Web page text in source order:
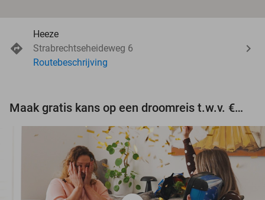
Heeze
Strabrechtseheideweg 6
Routebeschrijving
Maak gratis kans op een droomreis t.w.v. €3.000!